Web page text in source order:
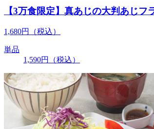
【3万食限定】真あじの大判あじフ
1,680円 （税込）
単品
1,590円 （税込）